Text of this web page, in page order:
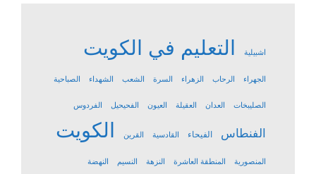
اشبيلية التعليم في الكويت
الجهراء الرحاب الزهراء السرة الشعب الشهداء الصباحية
الصليبخات العدان العقيلة العيون الفحيحيل الفردوس
الفنطاس الفيحاء القادسية القرين الكويت
المنصورية المنطقة العاشرة النزهة النسيم النهضة